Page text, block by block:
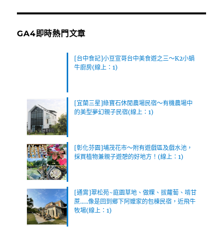
GA4即時熱門文章
[台中食記]小豆宣哥台中美食遊之三～K2小蝸
牛廚房(線上：1)
[宜蘭三星]綠寶石休閒農場民宿～有機農場中
的美型夢幻親子民宿(線上：1)
[彰化芬園]埔茂花市～附有遊戲區及戲水池，
採買植物兼親子遊憩的好地方！(線上：1)
[通霄]翠松苑~庭園草地、做粿、拔蘿蔔、啃甘
蔗…..像是回到鄉下阿嬤家的包棟民宿，近飛牛
牧場(線上：1)